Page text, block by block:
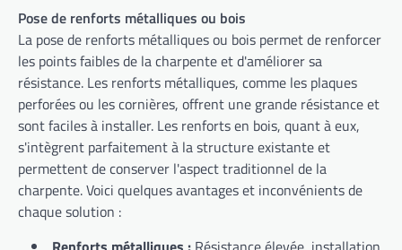
Pose de renforts métalliques ou bois
La pose de renforts métalliques ou bois permet de renforcer
les points faibles de la charpente et d'améliorer sa
résistance. Les renforts métalliques, comme les plaques
perforées ou les cornières, offrent une grande résistance et
sont faciles à installer. Les renforts en bois, quant à eux,
s'intègrent parfaitement à la structure existante et
permettent de conserver l'aspect traditionnel de la
charpente. Voici quelques avantages et inconvénients de
chaque solution :